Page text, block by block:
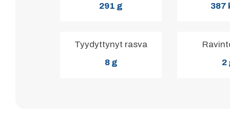
291 g
387
Tyydyttynyt rasva
8 g
2